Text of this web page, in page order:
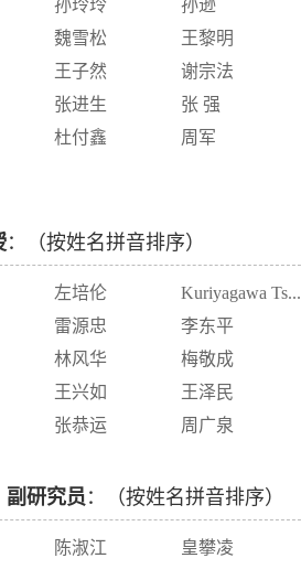
孙玲玲 孙逊
魏雪松 王黎明
王子然 谢宗法
张进生 张 强
杜付鑫 周军
：（按姓名拼音排序）
左培伦 Kuriyagawa Ts...
雷源忠 李东平
林风华 梅敬成
王兴如 王泽民
张恭运 周广泉
副研究员 ：（按姓名拼音排序）
陈淑江 皇攀凌